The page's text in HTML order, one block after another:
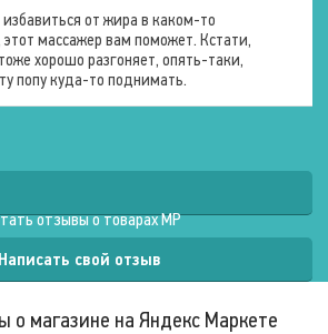
Массажёр
Общеоздоравливающий
от жира в каком-то
массажер вам поможет. Кстати,
хорошо разгоняет, опять-таки,
попу куда-то поднимать.
отзывы о товарах MP
Написать свой отзыв
о магазине на Яндекс Маркете